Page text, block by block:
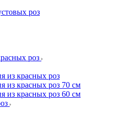
роз
роз
из красных роз
из красных роз 70 см
из красных роз 60 см